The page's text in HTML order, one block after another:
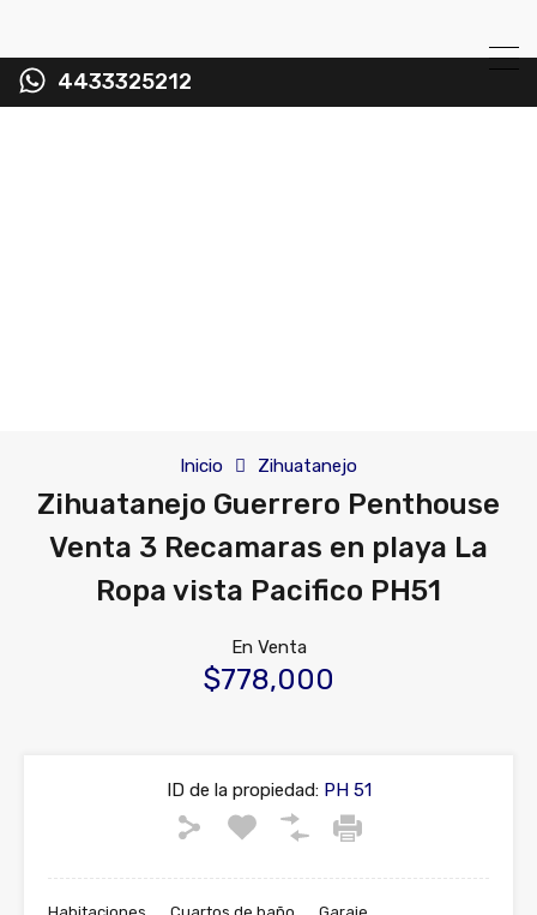
4433325212
Inicio Zihuatanejo
Zihuatanejo Guerrero Penthouse
Venta 3 Recamaras en playa La
Ropa vista Pacifico PH51
En Venta
$778,000
ID de la propiedad:PH 51